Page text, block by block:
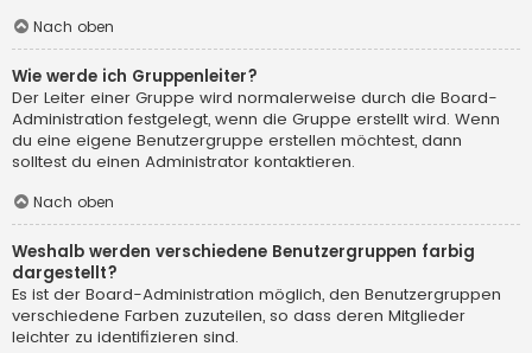
Nach oben
Wie werde ich Gruppenleiter?
Der Leiter einer Gruppe wird normalerweise durch die Board-
Administration festgelegt, wenn die Gruppe erstellt wird. Wenn
du eine eigene Benutzergruppe erstellen möchtest, dann
solltest du einen Administrator kontaktieren.
Nach oben
Weshalb werden verschiedene Benutzergruppen farbig
dargestellt?
Es ist der Board-Administration möglich, den Benutzergruppen
verschiedene Farben zuzuteilen, so dass deren Mitglieder
leichter zu identifizieren sind.